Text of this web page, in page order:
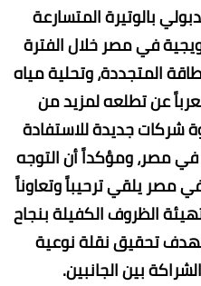
بالوتيرة المتسارعة
في مصر خلال الفترة
المتجددة، وتحلية مياه
عن تطلعه لمزيد من
شركات جديدة للاستفادة
مصر، ومؤكداً أن التوجه
مصر يلقي ترحيباً وتعاوناً
الظروف الكفيلة بنجاح
بهدف تحقيق نقلة نوعية
بين الجانبين.